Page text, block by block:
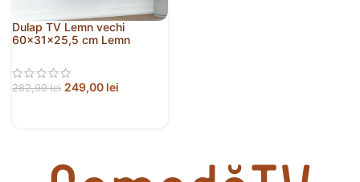
Dulap TV Lemn vechi
60x31x25,5 cm Lemn
282,99lei 249,00 lei